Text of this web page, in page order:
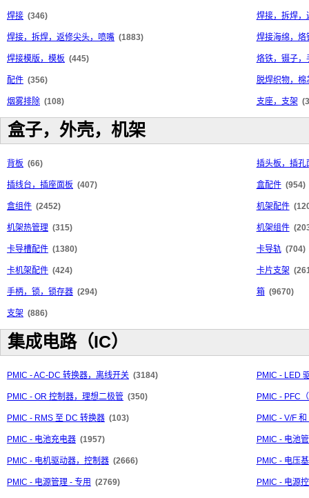
焊接 (346) 焊接，拆焊，
焊接，拆焊，返修尖头，喷嘴 (1883) 焊接海绵，烙
焊接模版，模板 (445) 烙铁，镊子，
配件 (356) 脱焊织物，棉
烟雾排除 (108) 支座，支架
盒子，外壳，机架
背板 (66) 插头板，插孔
插线台，插座面板 (407) 盒配件 (954)
盒组件 (2452) 机架配件
机架热管理 (315) 机架组件
卡导槽配件 (1380) 卡导轨 (704)
卡机架配件 (424) 卡片支架
手柄，锁，锁存器 (294) 箱 (9670)
支架 (886)
集成电路（IC）
PMIC - AC-DC 转换器，离线开关 (3184) PMIC - LED
PMIC - OR 控制器，理想二极管 (350) PMIC - PFC
PMIC - RMS 至 DC 转换器 (103) PMIC - V/F
PMIC - 电池充电器 (1957) PMIC - 电池
PMIC - 电机驱动器，控制器 (2666) PMIC - 电压
PMIC - 电源管理 - 专用 (2769) PMIC - 电源